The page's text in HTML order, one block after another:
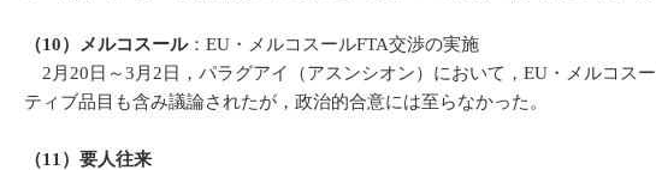
（10）メルコスール：EU・メルコスールFTA交渉の実施
2月20日～3月2日，パラグアイ（アスンシオン）において，EU・メルコス
ティブ品目も含み議論されたが，政治的合意には至らなかった。
（11）要人往来